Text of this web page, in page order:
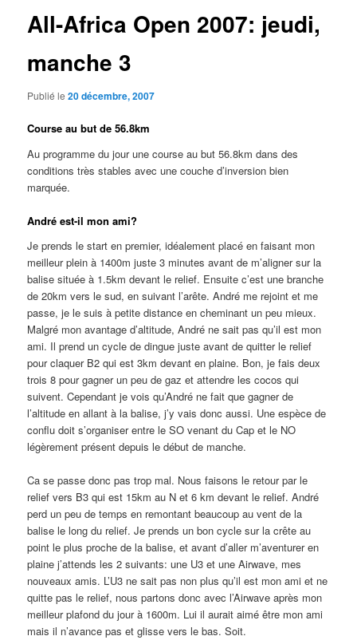
All-Africa Open 2007: jeudi,
manche 3
Publié le20 décembre, 2007
Course au but de 56.8km
Au programme du jour une course au but 56.8km dans des
conditions très stables avec une couche d’inversion bien
marquée.
André est-il mon ami?
Je prends le start en premier, idéalement placé en faisant mon
meilleur plein à 1400m juste 3 minutes avant de m’aligner sur la
balise située à 1.5km devant le relief. Ensuite c’est une branche
de 20km vers le sud, en suivant l’arête. André me rejoint et me
passe, je le suis à petite distance en cheminant un peu mieux.
Malgré mon avantage d’altitude, André ne sait pas qu’il est mon
ami. Il prend un cycle de dingue juste avant de quitter le relief
pour claquer B2 qui est 3km devant en plaine. Bon, je fais deux
trois 8 pour gagner un peu de gaz et attendre les cocos qui
suivent. Cependant je vois qu’André ne fait que gagner de
l’altitude en allant à la balise, j’y vais donc aussi. Une espèce de
conflu doit s’organiser entre le SO venant du Cap et le NO
légèrement présent depuis le début de manche.
Ca se passe donc pas trop mal. Nous faisons le retour par le
relief vers B3 qui est 15km au N et 6 km devant le relief. André
perd un peu de temps en remontant beaucoup au vent de la
balise le long du relief. Je prends un bon cycle sur la crête au
point le plus proche de la balise, et avant d’aller m’aventurer en
plaine j’attends les 2 suivants: une U3 et une Airwave, mes
nouveaux amis. L’U3 ne sait pas non plus qu’il est mon ami et ne
quitte pas le relief, nous partons donc avec l’Airwave après mon
meilleur plafond du jour à 1600m. Lui il aurait aimé être mon ami
mais il n’avance pas et glisse vers le bas. Soit.